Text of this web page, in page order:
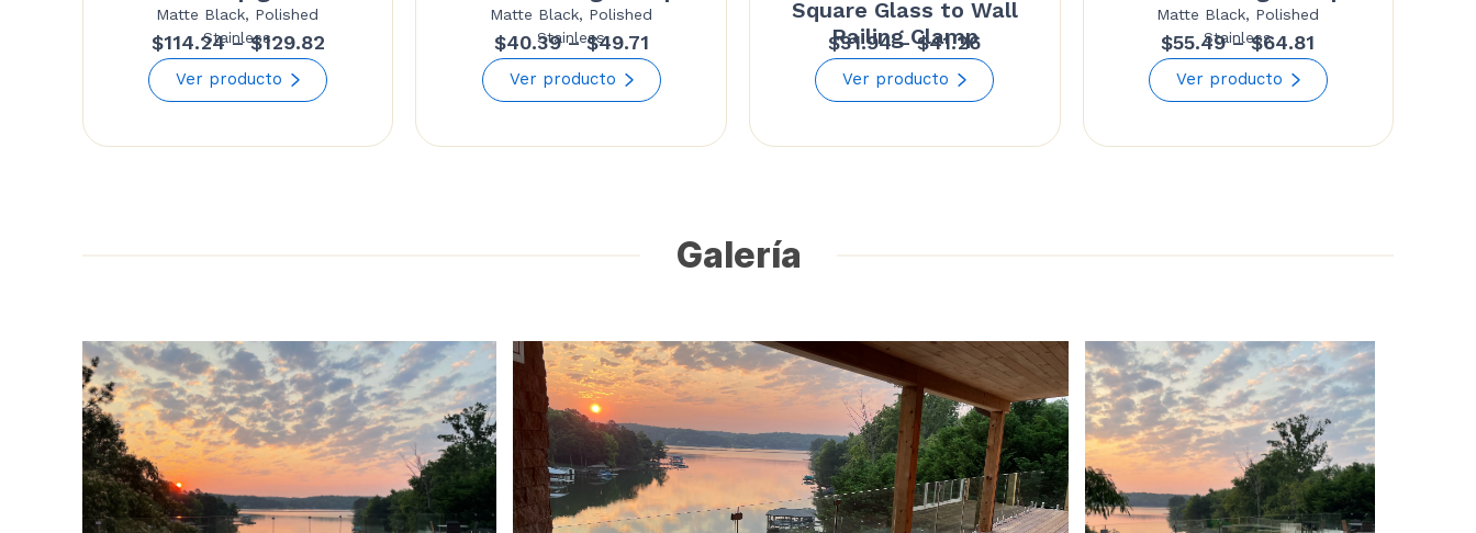
Matte Black, Polished
Stainless
$114.24 – $129.82Price
range:
through
Ver producto
Matte Black, Polished
Stainless
$40.39 – $49.71Price
range:
$40.39
through
Ver producto
Square Glass to Wall
Railing Clamp
$31.94 – $41.26Price
range:
$31.94
through
Ver producto
Matte Black, Polished
Stainless
$55.49 – $64.81
range:
$55.49
through
Ver producto
Galería